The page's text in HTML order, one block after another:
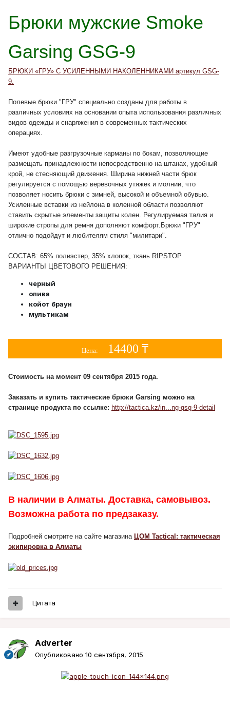
Брюки мужские Smoke
Garsing GSG-9
БРЮКИ «ГРУ» С УСИЛЕННЫМИ НАКОЛЕННИКАМИ артикул GSG-
9.
Полевые брюки "ГРУ" специально созданы для работы в
различных условиях на основании опыта использования различных
видов одежды и снаряжения в современных тактических
операциях.
Имеют удобные разгрузочные карманы по бокам, позволяющие
размещать принадлежности непосредственно на штанах, удобный
крой, не стесняющий движения. Ширина нижней части брюк
регулируется с помощью веревочных утяжек и молнии, что
позволяет носить брюки с зимней, высокой и объемной обувью.
Усиленные вставки из нейлона в коленной области позволяют
ставить скрытые элементы защиты колен. Регулируемая талия и
широкие стропы для ремня дополняют комфорт.Брюки "ГРУ"
отлично подойдут и любителям стиля "милитари".
СОСТАВ: 65% полиэстер, 35% хлопок, ткань RIPSTOP
ВАРИАНТЫ ЦВЕТОВОГО РЕШЕНИЯ:
черный
олива
койот браун
мультикам
Цена: 14400 ₸
Стоимость на момент 09 сентября 2015 года.
Заказать и купить тактические брюки Garsing можно на
странице продукта по ссылке: http://tactica.kz/in...ng-gsg-9-detail
В наличии в Алматы. Доставка, самовывоз.
Возможна работа по предзаказу.
Подробней смотрите на сайте магазина ЦОМ Tactical: тактическая
экипировка в Алматы
Цитата
Adverter
Опубликовано 10 сентября, 2015